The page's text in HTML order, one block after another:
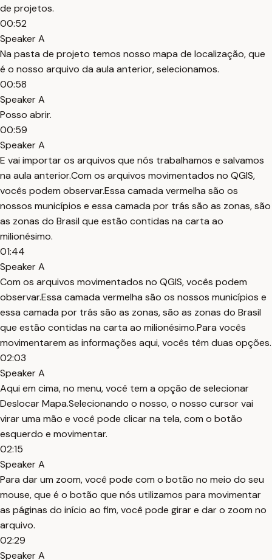
de projetos.
00:52
Speaker A
Na pasta de projeto temos nosso mapa de localização, que
é o nosso arquivo da aula anterior, selecionamos.
00:58
Speaker A
Posso abrir.
00:59
Speaker A
E vai importar os arquivos que nós trabalhamos e salvamos
na aula anterior.Com os arquivos movimentados no QGIS,
vocês podem observar.Essa camada vermelha são os
nossos municípios e essa camada por trás são as zonas, são
as zonas do Brasil que estão contidas na carta ao
milionésimo.
01:44
Speaker A
Com os arquivos movimentados no QGIS, vocês podem
observar.Essa camada vermelha são os nossos municípios e
essa camada por trás são as zonas, são as zonas do Brasil
que estão contidas na carta ao milionésimo.Para vocês
movimentarem as informações aqui, vocês têm duas opções.
02:03
Speaker A
Aqui em cima, no menu, você tem a opção de selecionar
Deslocar Mapa.Selecionando o nosso, o nosso cursor vai
virar uma mão e você pode clicar na tela, com o botão
esquerdo e movimentar.
02:15
Speaker A
Para dar um zoom, você pode com o botão no meio do seu
mouse, que é o botão que nós utilizamos para movimentar
as páginas do início ao fim, você pode girar e dar o zoom no
arquivo.
02:29
Speaker A